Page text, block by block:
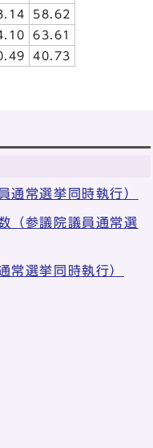
58.62
63.61
40.73
常選挙同時執行）
（参議院議員通常選
選挙同時執行）